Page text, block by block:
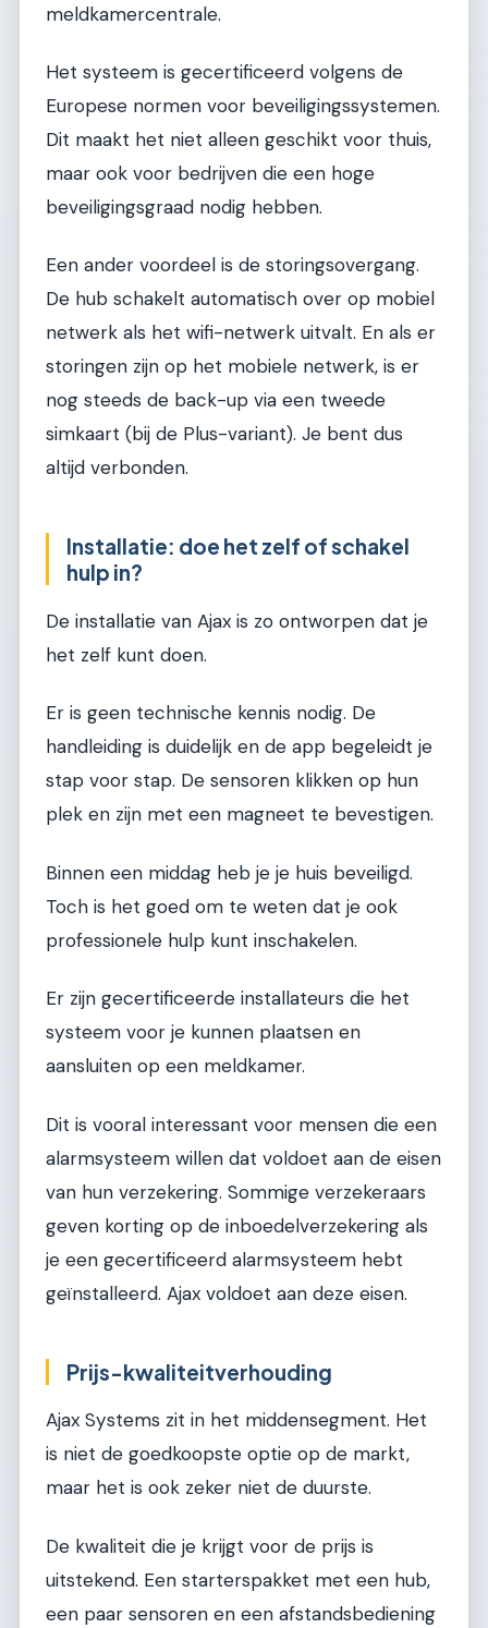
meldkamercentrale.
Het systeem is gecertificeerd volgens de
Europese normen voor beveiligingssystemen.
Dit maakt het niet alleen geschikt voor thuis,
maar ook voor bedrijven die een hoge
beveiligingsgraad nodig hebben.
Een ander voordeel is de storingsovergang.
De hub schakelt automatisch over op mobiel
netwerk als het wifi-netwerk uitvalt. En als er
storingen zijn op het mobiele netwerk, is er
nog steeds de back-up via een tweede
simkaart (bij de Plus-variant). Je bent dus
altijd verbonden.
Installatie: doe het zelf of schakel
hulp in?
De installatie van Ajax is zo ontworpen dat je
het zelf kunt doen.
Er is geen technische kennis nodig. De
handleiding is duidelijk en de app begeleidt je
stap voor stap. De sensoren klikken op hun
plek en zijn met een magneet te bevestigen.
Binnen een middag heb je je huis beveiligd.
Toch is het goed om te weten dat je ook
professionele hulp kunt inschakelen.
Er zijn gecertificeerde installateurs die het
systeem voor je kunnen plaatsen en
aansluiten op een meldkamer.
Dit is vooral interessant voor mensen die een
alarmsysteem willen dat voldoet aan de eisen
van hun verzekering. Sommige verzekeraars
geven korting op de inboedelverzekering als
je een gecertificeerd alarmsysteem hebt
geïnstalleerd. Ajax voldoet aan deze eisen.
Prijs-kwaliteitverhouding
Ajax Systems zit in het middensegment. Het
is niet de goedkoopste optie op de markt,
maar het is ook zeker niet de duurste.
De kwaliteit die je krijgt voor de prijs is
uitstekend. Een starterspakket met een hub,
een paar sensoren en een afstandsbediening